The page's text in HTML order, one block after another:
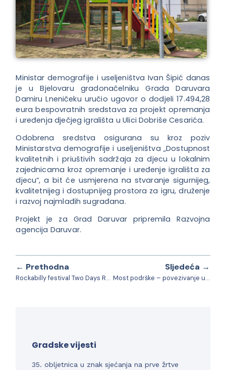
Ministar demografije i useljeništva Ivan Šipić danas
je u Bjelovaru gradonačelniku Grada Daruvara
Damiru Lneničeku uručio ugovor o dodjeli 17.494,28
eura bespovratnih sredstava za projekt opremanja
i uređenja dječjeg igrališta u Ulici Dobriše Cesarića.
Odobrena sredstva osigurana su kroz poziv
Ministarstva demografije i useljeništva „Dostupnost
kvalitetnih i priuštivih sadržaja za djecu u lokalnim
zajednicama kroz opremanje i uređenje igrališta za
djecu“, a bit će usmjerena na stvaranje sigurnijeg,
kvalitetnijeg i dostupnijeg prostora za igru, druženje
i razvoj najmlađih sugrađana.
Projekt je za Grad Daruvar pripremila Razvojna
agencija Daruvar.
← Prethodna
Rockabilly festival Two Days Rockabilly Plays
Sljedeća →
Most podrške – povezivanje usluga i ljudi u zajednici
Gradske vijesti
35. obljetnica u znak sjećanja na prve žrtve